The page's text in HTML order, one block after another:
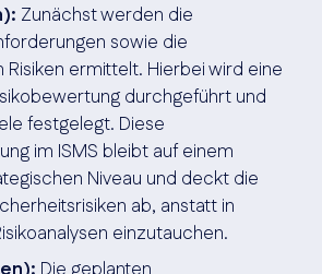
Zunächst werden die
sowie die
ermittelt. Hierbei wird eine
durchgeführt und
festgelegt. Diese
im ISMS bleibt auf einem
Niveau und deckt die
ab, anstatt in
einzutauchen.